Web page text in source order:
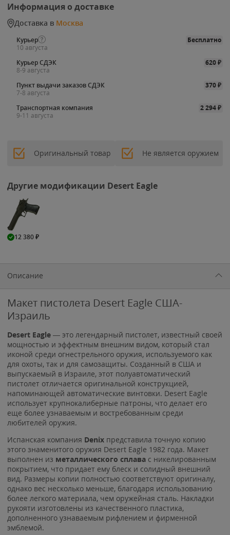
Информация о доставке
Доставка в Москва
Курьер
Бесплатно
10 августа
Курьер СДЭК
620₽
8-9 августа
Пункт выдачи заказов СДЭК
370₽
7-8 августа
Транспортная компания
2 294₽
9-11 августа
Оригинальный товар Не является оружием
Другие модификации Desert Eagle
12 380₽
Описание
Макет пистолета Desert Eagle США-
Израиль
Desert Eagle — это легендарный пистолет, известный своей
мощностью и эффектным внешним видом, который стал
иконой среди огнестрельного оружия, используемого как
для охоты, так и для самозащиты. Созданный в США и
выпускаемый в Израиле, этот полуавтоматический
пистолет отличается оригинальной конструкцией,
напоминающей автоматические винтовки. Desert Eagle
использует крупнокалиберные патроны, что делает его
еще более узнаваемым и востребованным среди
любителей оружия.
Испанская компания Denix представила точную копию
этого знаменитого оружия Desert Eagle 1982 года. Макет
выполнен из металлического сплава с никелированным
покрытием, что придает ему блеск и солидный внешний
вид. Размеры копии полностью соответствуют оригиналу,
однако вес несколько меньше, благодаря использованию
более легкого материала, чем оружейная сталь. Накладки
рукояти изготовлены из качественного пластика,
дополненного узнаваемым рифлением и фирменной
эмблемой.